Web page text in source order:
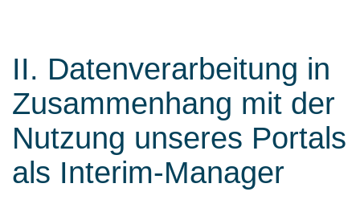
II. Datenverarbeitung in
Zusammenhang mit der
Nutzung unseres Portals
als Interim-Manager